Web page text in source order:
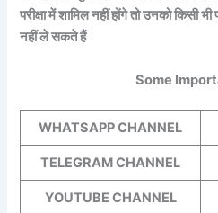
परीक्षा में शामिल नहीं होंगे तो उनको किसी
नहीं ले सकते हैं
Some
WHATSAPP CHANNEL
TELEGRAM CHANNEL
YOUTUBE CHANNEL